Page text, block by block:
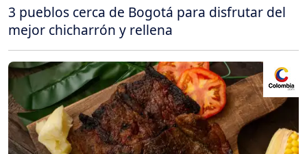
3 pueblos cerca de Bogotá para disfrutar del
mejor chicharrón y rellena